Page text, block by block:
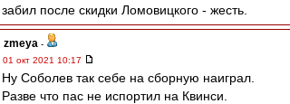
забил после скидки Ломовицкого - жесть.
zmeya -
01 окт 2021 10:17
Ну Соболев так себе на сборную наиграл.
Разве что пас не испортил на Квинси.